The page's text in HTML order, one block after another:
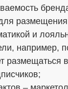
и
например,
размещаться